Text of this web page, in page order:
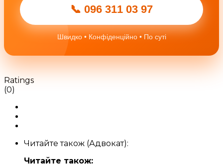
📞 096 311 03 97
Швидко • Конфіденційно • По суті
Ratings
(0)
Читайте також (Адвокат):
Читайте також: